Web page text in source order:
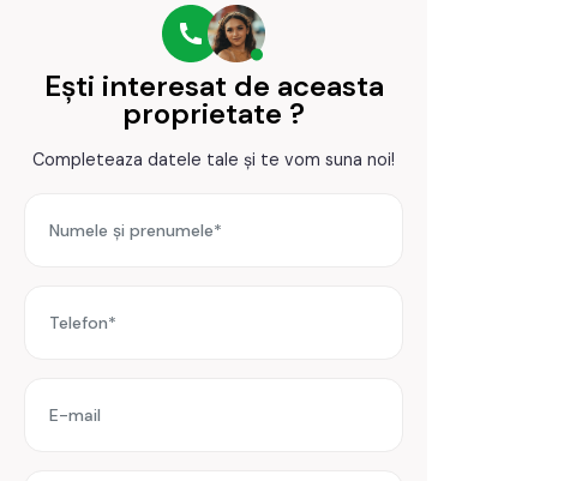
Ești interesat de aceasta
proprietate ?
Completeaza datele tale și te vom suna noi!